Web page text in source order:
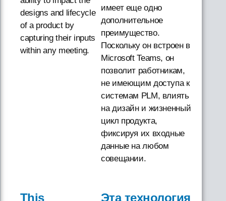
designs and lifecycle
of a product by
capturing their inputs
within any meeting.
имеет еще одно
дополнительное
преимущество.
Поскольку он встроен в
Microsoft Teams, он
позволит работникам,
не имеющим доступа к
системам PLM, влиять
на дизайн и жизненный
цикл продукта,
фиксируя их входные
данные на любом
совещании.
This
Эта технология